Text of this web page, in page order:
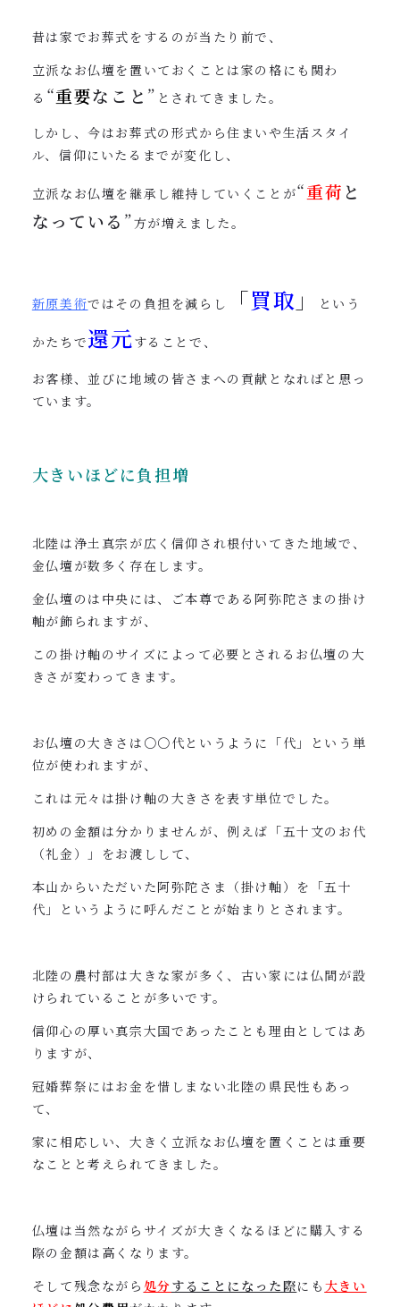
昔は家でお葬式をするのが当たり前で、
立派なお仏壇を置いておくことは家の格にも関わ
る “重要なこと ” とされてきました。
しかし、今はお葬式の形式から住まいや生活スタイ
ル、信仰にいたるまでが変化し、
立派なお仏壇を継承し維持していくことが“重荷 と
なっている ”方が増えました。
新原美術ではその負担を減らし 「買取 」 という
かたちで還元することで、
お客様、並びに地域の皆さまへの貢献となればと思っ
ています。
大きいほどに負担増
北陸は浄土真宗が広く信仰され根付いてきた地域で、
金仏壇が数多く存在します。
金仏壇のは中央には、ご本尊である阿弥陀さまの掛け
軸が飾られますが、
この掛け軸のサイズによって必要とされるお仏壇の大
きさが変わってきます。
お仏壇の大きさは〇〇代というように「代」という単
位が使われますが、
これは元々は掛け軸の大きさを表す単位でした。
初めの金額は分かりませんが、例えば「五十文のお代
（礼金）」をお渡しして、
本山からいただいた阿弥陀さま（掛け軸）を「五十
代」というように呼んだことが始まりとされます。
北陸の農村部は大きな家が多く、古い家には仏間が設
けられていることが多いです。
信仰心の厚い真宗大国であったことも理由としてはあ
りますが、
冠婚葬祭にはお金を惜しまない北陸の県民性もあっ
て、
家に相応しい、大きく立派なお仏壇を置くことは重要
なことと考えられてきました。
仏壇は当然ながらサイズが大きくなるほどに購入する
際の金額は高くなります。
そして残念ながら 処分することになった際にも 大きい